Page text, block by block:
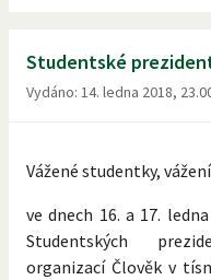
Studentské
Vydáno: 14. ledna 2018,
Vážené studentky,
ve dnech 16. a 17.
Studentských
organizací Člověk v